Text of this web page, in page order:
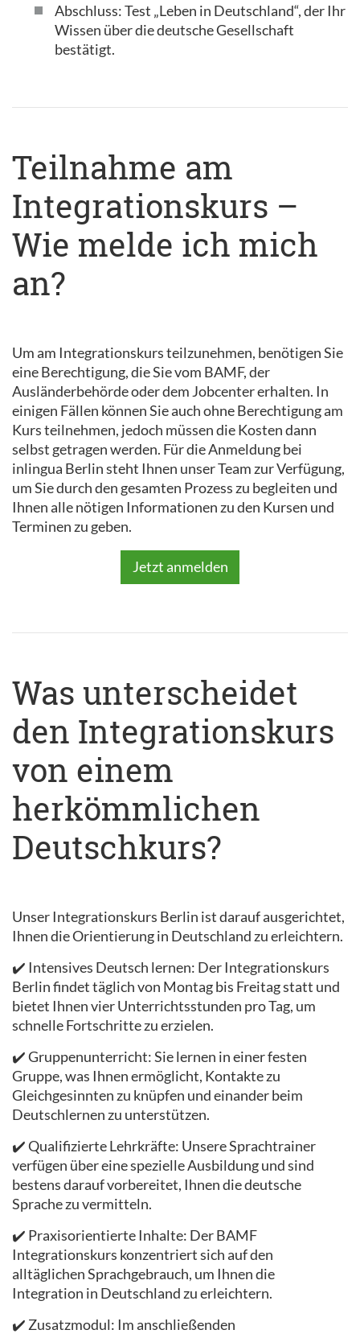
Abschluss: Test „Leben in Deutschland“, der Ihr
Wissen über die deutsche Gesellschaft
bestätigt.
Teilnahme am
Integrationskurs –
Wie melde ich mich
an?
Um am Integrationskurs teilzunehmen, benötigen Sie
eine Berechtigung, die Sie vom BAMF, der
Ausländerbehörde oder dem Jobcenter erhalten. In
einigen Fällen können Sie auch ohne Berechtigung am
Kurs teilnehmen, jedoch müssen die Kosten dann
selbst getragen werden. Für die Anmeldung bei
inlingua Berlin steht Ihnen unser Team zur Verfügung,
um Sie durch den gesamten Prozess zu begleiten und
Ihnen alle nötigen Informationen zu den Kursen und
Terminen zu geben.
Jetzt anmelden
Was unterscheidet
den Integrationskurs
von einem
herkömmlichen
Deutschkurs?
Unser Integrationskurs Berlin ist darauf ausgerichtet,
Ihnen die Orientierung in Deutschland zu erleichtern.
✔️ Intensives Deutsch lernen: Der Integrationskurs
Berlin findet täglich von Montag bis Freitag statt und
bietet Ihnen vier Unterrichtsstunden pro Tag, um
schnelle Fortschritte zu erzielen.
✔️ Gruppenunterricht: Sie lernen in einer festen
Gruppe, was Ihnen ermöglicht, Kontakte zu
Gleichgesinnten zu knüpfen und einander beim
Deutschlernen zu unterstützen.
✔️ Qualifizierte Lehrkräfte: Unsere Sprachtrainer
verfügen über eine spezielle Ausbildung und sind
bestens darauf vorbereitet, Ihnen die deutsche
Sprache zu vermitteln.
✔️ Praxisorientierte Inhalte: Der BAMF
Integrationskurs konzentriert sich auf den
alltäglichen Sprachgebrauch, um Ihnen die
Integration in Deutschland zu erleichtern.
✔️ Zusatzmodul: Im anschließenden